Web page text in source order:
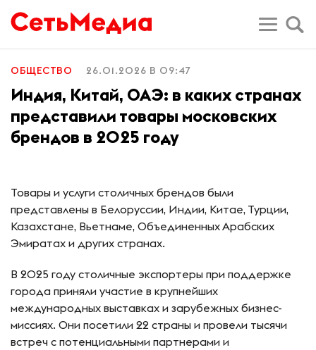
ОБЩЕСТВО 26.01.2026 В 09:47
Индия, Китай, ОАЭ: в каких странах
представили товары московских
брендов в 2025 году
Товары и услуги столичных брендов были
представлены в Белоруссии, Индии, Китае, Турции,
Казахстане, Вьетнаме, Объединенных Арабских
Эмиратах и других странах.
В 2025 году столичные экспортеры при поддержке
города приняли участие в крупнейших
международных выставках и зарубежных бизнес-
миссиях. Они посетили 22 страны и провели тысячи
встреч с потенциальными партнерами и